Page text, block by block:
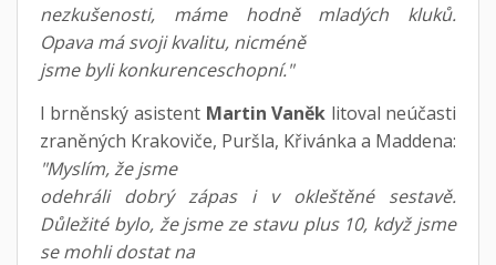
nezkušenosti, máme hodně mladých kluků.
Opava má svoji kvalitu, nicméně
jsme byli konkurenceschopní."
I brněnský asistent Martin Vaněk litoval neúčasti
zraněných Krakoviče, Puršla, Křivánka a Maddena:
"Myslím, že jsme
odehráli dobrý zápas i v okleštěné sestavě.
Důležité bylo, že jsme ze stavu plus 10, když jsme
se mohli dostat na